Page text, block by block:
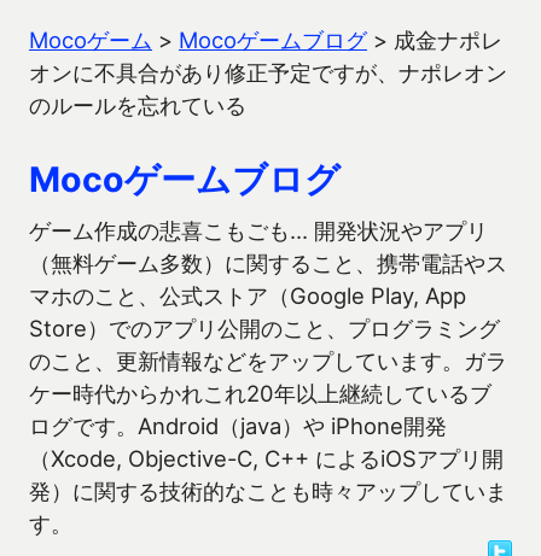
Mocoゲーム > Mocoゲームブログ> 成金ナポレ
オンに不具合があり修正予定ですが、ナポレオン
のルールを忘れている
Mocoゲームブログ
ゲーム作成の悲喜こもごも… 開発状況やアプリ
（無料ゲーム多数）に関すること、携帯電話やス
マホのこと、公式ストア（Google Play, App
Store）でのアプリ公開のこと、プログラミング
のこと、更新情報などをアップしています。ガラ
ケー時代からかれこれ20年以上継続しているブ
ログです。Android（java）や iPhone開発
（Xcode, Objective-C, C++ によるiOSアプリ開
発）に関する技術的なことも時々アップしていま
す。